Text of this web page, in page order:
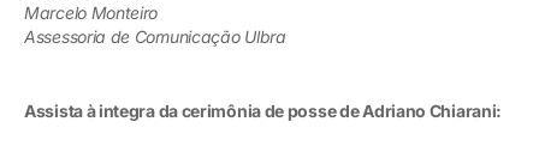
Marcelo Monteiro
Assessoria de Comunicação Ulbra
Assista à integra da cerimônia de posse de Adriano Chiarani: